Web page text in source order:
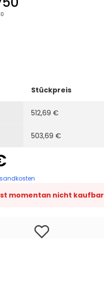
Stückpreis
512,69 €
503,69 €
momentan nicht kaufbar